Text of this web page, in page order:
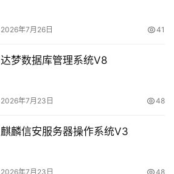
2026年7月26日 41
达梦数据库管理系统V8
2026年7月23日 48
麒麟信安服务器操作系统V3
2026年7月23日 48